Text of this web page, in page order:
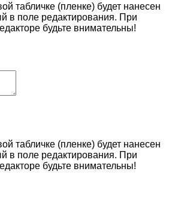
табличке (пленке) будет нанесен
в поле редактирования. При
будьте внимательны!
табличке (пленке) будет нанесен
в поле редактирования. При
будьте внимательны!